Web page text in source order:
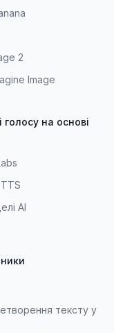
2
Image
голосу на основі
AI
тексту у